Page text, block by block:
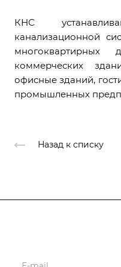
КНС
канализационной
коммерческих
офисные зданий,
промышленных
Назад к списку